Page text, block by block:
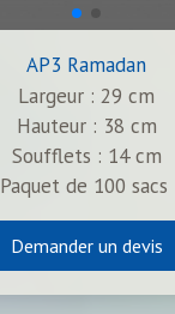
AP3 Ramadan
Largeur : 29 cm
Hauteur : 38 cm
Soufflets : 14 cm
Paquet de 100 sacs
Demander un devis